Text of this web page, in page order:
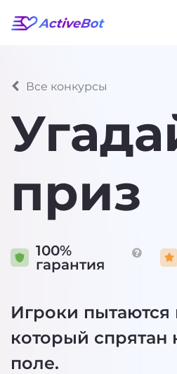
Все конкурсы
приз
100%
гарантия
Игроки пытаются
который спрятан
поле.